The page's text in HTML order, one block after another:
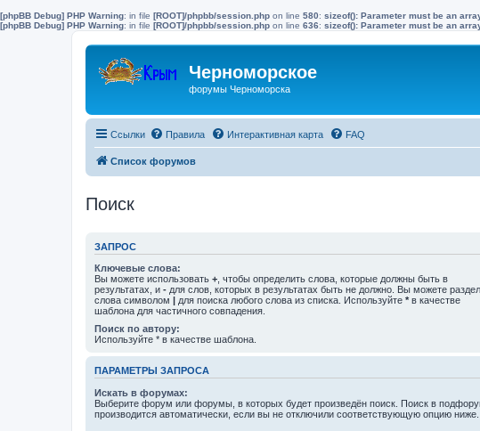
[phpBB Debug] PHP Warning: in file [ROOT]/phpbb/session.php on line 580: sizeof(): Parameter must be an
[phpBB Debug] PHP Warning: in file [ROOT]/phpbb/session.php on line 636: sizeof(): Parameter must be an
Черноморское
форумы Черноморска
Ссылки Правила Интерактивная карта FAQ
Список форумов
Поиск
ЗАПРОС
Ключевые слова:
Вы можете использовать + , чтобы определить слова, которые должны быть в
результатах, и - для слов, которых в результатах быть не должно. Вы можете
слова символом | для поиска любого слова из списка. Используйте * в качестве
шаблона для частичного совпадения.
Поиск по автору:
Используйте * в качестве шаблона.
ПАРАМЕТРЫ ЗАПРОСА
Искать в форумах:
Выберите форум или форумы, в которых будет произведён поиск. Поиск в
производится автоматически, если вы не отключили соответствующую опцию ниже.